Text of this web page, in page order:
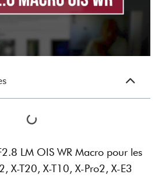
LM OIS WR Macro pour les
X-T20, X-T10, X-Pro2, X-E3